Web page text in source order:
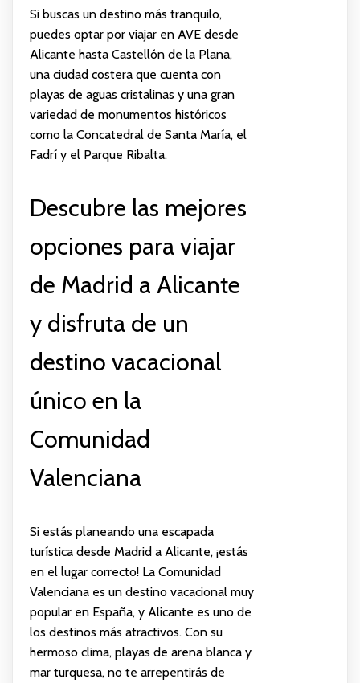
Si buscas un destino más tranquilo,
puedes optar por viajar en AVE desde
Alicante hasta Castellón de la Plana,
una ciudad costera que cuenta con
playas de aguas cristalinas y una gran
variedad de monumentos históricos
como la Concatedral de Santa María, el
Fadrí y el Parque Ribalta.
Descubre las mejores
opciones para viajar
de Madrid a Alicante
y disfruta de un
destino vacacional
único en la
Comunidad
Valenciana
Si estás planeando una escapada
turística desde Madrid a Alicante, ¡estás
en el lugar correcto! La Comunidad
Valenciana es un destino vacacional muy
popular en España, y Alicante es uno de
los destinos más atractivos. Con su
hermoso clima, playas de arena blanca y
mar turquesa, no te arrepentirás de